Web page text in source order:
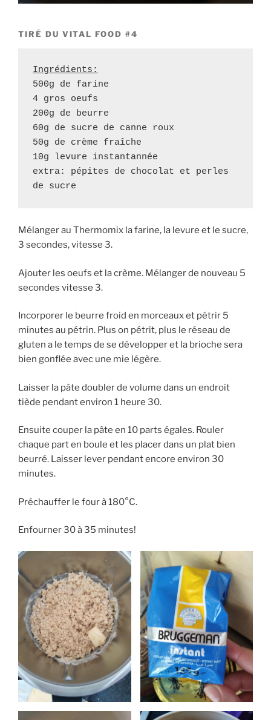
TIRÉ DU VITAL FOOD #4
Ingrédients:
500g de farine
4 gros oeufs
200g de beurre
60g de sucre de canne roux
50g de crème fraîche
10g levure instantannée
extra: pépites de chocolat et perles
Mélanger au Thermomix la farine, la levure et le sucre,
3 secondes, vitesse 3.
Ajouter les oeufs et la crème. Mélanger de nouveau 5
secondes vitesse 3.
Incorporer le beurre froid en morceaux et pétrir 5
minutes au pétrin. Plus on pétrit, plus le réseau de
gluten a le temps de se développer et la brioche sera
bien gonflée avec une mie légère.
Laisser la pâte doubler de volume dans un endroit
tiède pendant environ 1 heure 30.
Ensuite couper la pâte en 10 parts égales. Rouler
chaque part en boule et les placer dans un plat bien
beurré. Laisser lever pendant encore environ 30
minutes.
Préchauffer le four à 180°C.
Enfourner 30 à 35 minutes!